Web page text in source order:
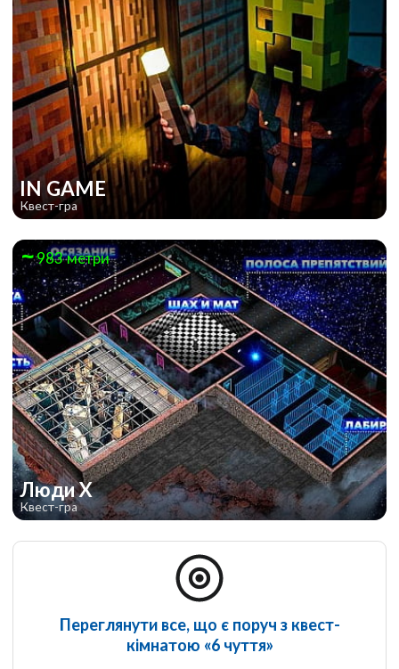
IN GAME
Квест-гра
983 метри
Люди Х
Квест-гра
Переглянути все, що є поруч з квест-
кімнатою «6 чуття»